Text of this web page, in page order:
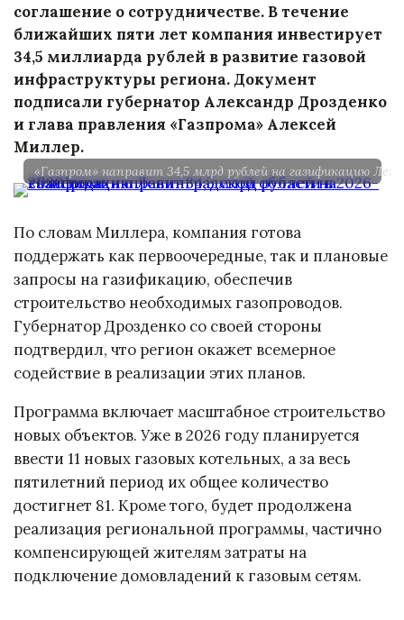
соглашение о сотрудничестве. В течение
ближайших пяти лет компания инвестирует
34,5 миллиарда рублей в развитие газовой
инфраструктуры региона. Документ
подписали губернатор Александр Дрозденко
и глава правления «Газпрома» Алексей
Миллер.
«Газпром» направит 34,5 млрд рублей на газификацию
По словам Миллера, компания готова
поддержать как первоочередные, так и плановые
запросы на газификацию, обеспечив
строительство необходимых газопроводов.
Губернатор Дрозденко со своей стороны
подтвердил, что регион окажет всемерное
содействие в реализации этих планов.
Программа включает масштабное строительство
новых объектов. Уже в 2026 году планируется
ввести 11 новых газовых котельных, а за весь
пятилетний период их общее количество
достигнет 81. Кроме того, будет продолжена
реализация региональной программы, частично
компенсирующей жителям затраты на
подключение домовладений к газовым сетям.